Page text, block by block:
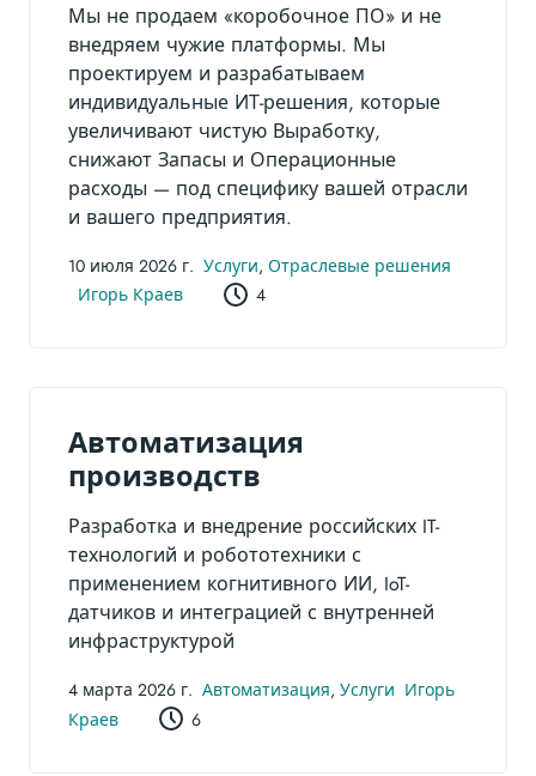
Мы не продаем «коробочное ПО» и не
внедряем чужие платформы. Мы
проектируем и разрабатываем
индивидуальные ИТ-решения, которые
увеличивают чистую Выработку,
снижают Запасы и Операционные
расходы — под специфику вашей отрасли
и вашего предприятия.
10 июля 2026 г. Услуги, Отраслевые решения
Игорь Краев
4
Автоматизация
производств
Разработка и внедрение российских IT-
технологий и робототехники с
применением когнитивного ИИ, IoT-
датчиков и интеграцией с внутренней
инфраструктурой
4 марта 2026 г. Автоматизация, Услуги Игорь
Краев
6